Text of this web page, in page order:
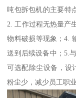
吨包拆包机的主要特
2. 工作过程无热量产
物料破损等现象；4.
送到后续设备中；5.
可选配除尘设备，设
粉尘少，减少员工职业